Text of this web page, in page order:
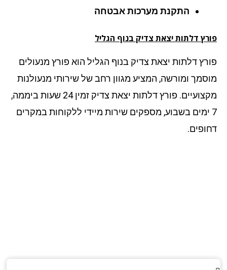
התקנת מערכות אבטחה
דלתות יצאת צדיק בנוף הגליל
דלתות יצאת צדיק בנוף הגליל הוא פורץ מנעולים
ומורשה, המציע מגוון רחב של שירותי מנעולנות
מקצועיים. פורץ דלתות יצאת צדיק זמין 24 שעות ביממה,
ימים בשבוע, מספקים שירות מיידי ללקוחות במקרים